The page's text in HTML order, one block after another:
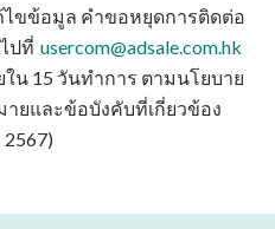
ขข้อมูล คำขอหยุดการติดต่อ
ปที่ usercom@adsale.com.hk
น 15 วันทำการ ตามนโยบาย
ยและข้อบังคับที่เกี่ยวข้อง